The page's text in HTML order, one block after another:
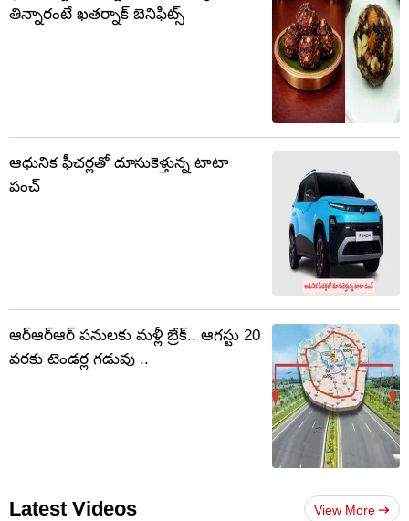
తిన్నారంటే ఖతర్నాక్ బెనిఫిట్స్
ఆధునిక ఫీచర్లతో దూసుకెళ్తున్న టాటా
పంచ్
ఆర్ఆర్ఆర్ పనులకు మళ్లీ బ్రేక్.. ఆగస్టు 20
వరకు టెండర్ల గడువు ..
Latest Videos View More